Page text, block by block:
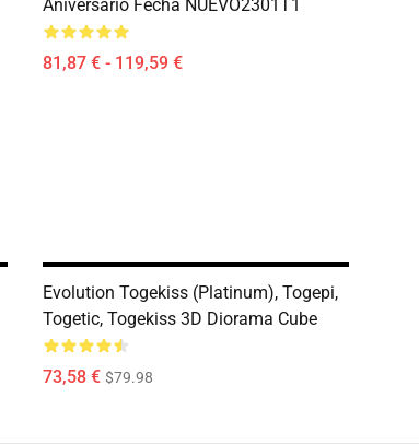
Aniversario Fecha NUEVO2301T1
81,87 € - 119,59 €
Evolution Togekiss (Platinum), Togepi,
Togetic, Togekiss 3D Diorama Cube
73,58 € $79.98